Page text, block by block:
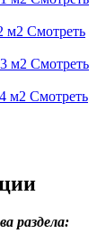
м2 Смотреть
м2 Смотреть
м2 Смотреть
раздела: